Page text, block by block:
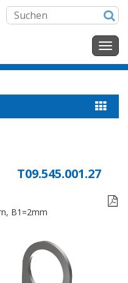
T09.545.001.27

B1=2mm